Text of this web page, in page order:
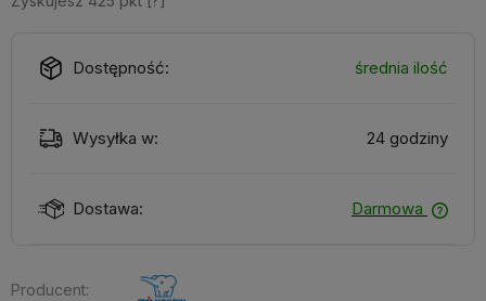
Dostępność: średnia ilość
Wysyłka w: 24 godziny
Dostawa: Darmowa
Producent: